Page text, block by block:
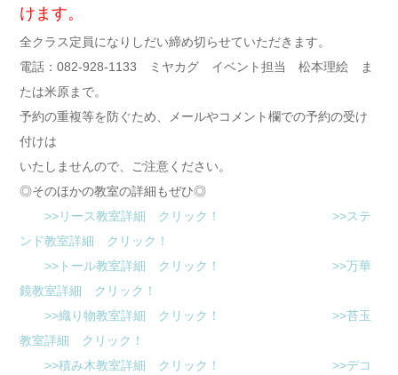
けます。
全クラス定員になりしだい締め切らせていただきます。
電話：082-928-1133 ミヤカグ イベント担当 松本理絵 ま
たは米原まで。
予約の重複等を防ぐため、メールやコメント欄での予約の受け
付けは
いたしませんので、ご注意ください。
◎そのほかの教室の詳細もぜひ◎
>>リース教室詳細 クリック！
>>ステ
ンド教室詳細 クリック！
>>トール教室詳細 クリック！
>>万華
鏡教室詳細 クリック！
>>織り物教室詳細 クリック！
>>苔玉
教室詳細 クリック！
>>積み木教室詳細 クリック！
>>デコ